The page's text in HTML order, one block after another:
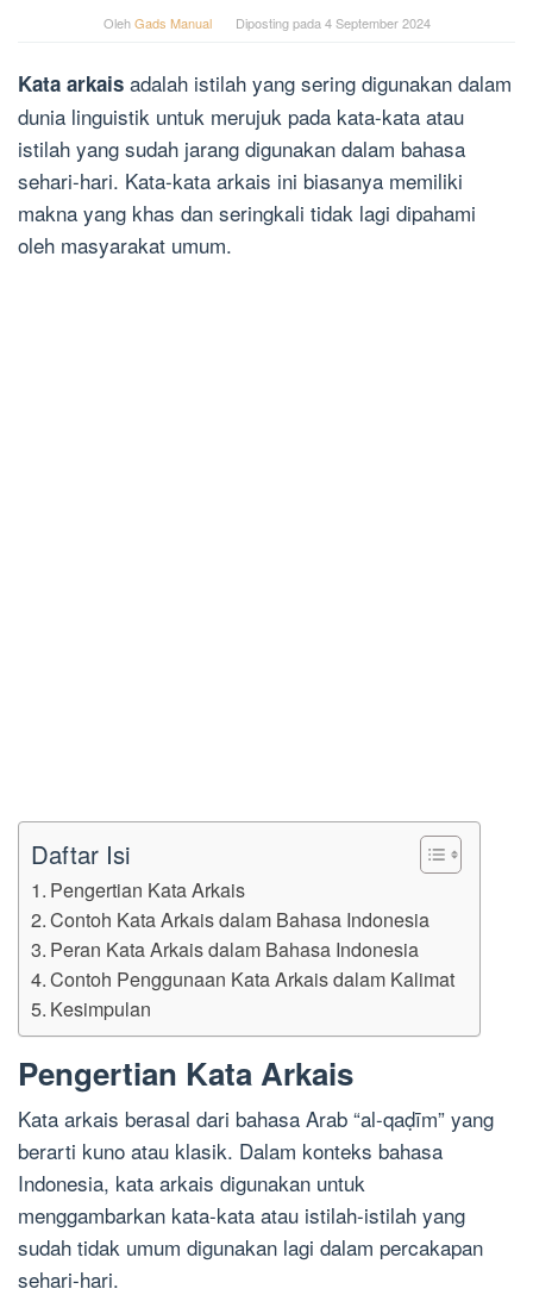
OlehGads Manual Diposting pada 4 September 2024
Kata arkais adalah istilah yang sering digunakan dalam
dunia linguistik untuk merujuk pada kata-kata atau
istilah yang sudah jarang digunakan dalam bahasa
sehari-hari. Kata-kata arkais ini biasanya memiliki
makna yang khas dan seringkali tidak lagi dipahami
oleh masyarakat umum.
Daftar Isi
Pengertian Kata Arkais
Contoh Kata Arkais dalam Bahasa Indonesia
Peran Kata Arkais dalam Bahasa Indonesia
Contoh Penggunaan Kata Arkais dalam Kalimat
Kesimpulan
Pengertian Kata Arkais
Kata arkais berasal dari bahasa Arab “al-qaḍīm” yang
berarti kuno atau klasik. Dalam konteks bahasa
Indonesia, kata arkais digunakan untuk
menggambarkan kata-kata atau istilah-istilah yang
sudah tidak umum digunakan lagi dalam percakapan
sehari-hari.